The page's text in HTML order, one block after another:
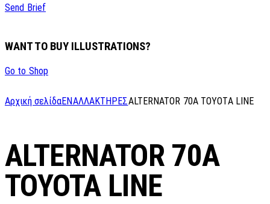
Send Brief
WANT TO BUY ILLUSTRATIONS?
Go to Shop
Αρχική σελίδαΕΝΑΛΛΑΚΤΗΡΕΣALTERNATOR 70A TOYOTA LINE
ALTERNATOR 70A
TOYOTA LINE